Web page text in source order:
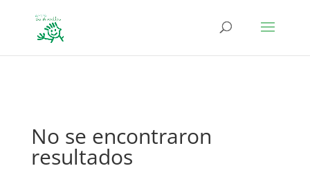
No se encontraron
resultados